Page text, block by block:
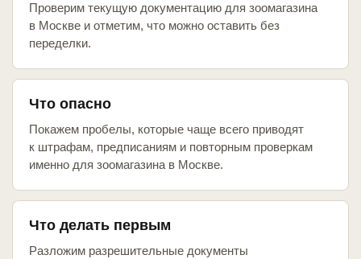
Проверим текущую документацию для зоомагазина
в Москве и отметим, что можно оставить без
переделки.
Что опасно
Покажем пробелы, которые чаще всего приводят
к штрафам, предписаниям и повторным проверкам
именно для зоомагазина в Москве.
Что делать первым
Разложим разрешительные документы